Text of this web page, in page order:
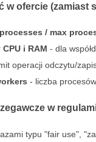
w ofercie (zamiast
/ max
i RAM - dla
operacji odczytu/
- liczba
w
typu "fair use",